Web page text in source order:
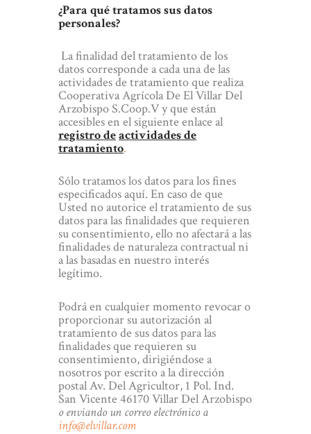
¿Para qué tratamos sus datos
personales?
La finalidad del tratamiento de los
datos corresponde a cada una de las
actividades de tratamiento que realiza
Cooperativa Agrícola De El Villar Del
Arzobispo S.Coop.V y que están
accesibles en el siguiente enlace al
registro deactividades de
tratamiento.
Sólo tratamos los datos para los fines
especificados aquí. En caso de que
Usted no autorice el tratamiento de sus
datos para las finalidades que requieren
su consentimiento, ello no afectará a las
finalidades de naturaleza contractual ni
a las basadas en nuestro interés
legítimo.
Podrá en cualquier momento revocar o
proporcionar su autorización al
tratamiento de sus datos para las
finalidades que requieren su
consentimiento, dirigiéndose a
nosotros por escrito a la dirección
postal Av. Del Agricultor, 1 Pol. Ind.
San Vicente 46170 Villar Del Arzobispo
o enviando un correo electrónico a
info@elvillar.com